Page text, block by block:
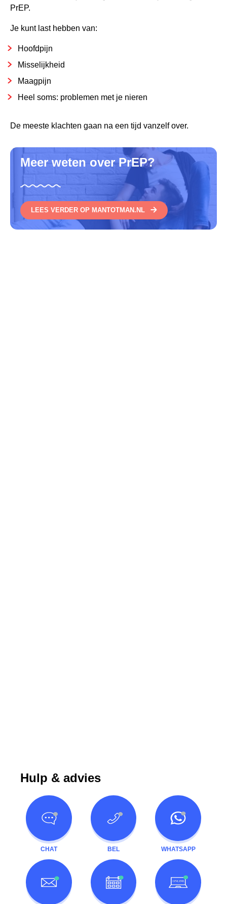
PrEP.
Je kunt last hebben van:
Hoofdpijn
Misselijkheid
Maagpijn
Heel soms: problemen met je nieren
De meeste klachten gaan na een tijd vanzelf over.
Meer weten over PrEP?
LEES VERDER OP MANTOTMAN.NL
Hulp & advies
CHAT BEL WHATSAPP